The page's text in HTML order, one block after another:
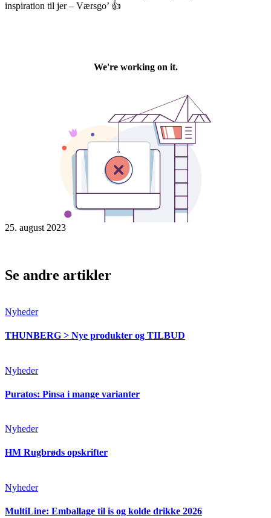
inspiration til jer – Værsgo’ 👍
25. august 2023
Se andre artikler
Nyheder
THUNBERG > Nye produkter og TILBUD
Nyheder
Puratos: Pinsa i mange varianter
Nyheder
HM Rugbrøds opskrifter
Nyheder
MultiLine: Emballage til is og kolde drikke 2026